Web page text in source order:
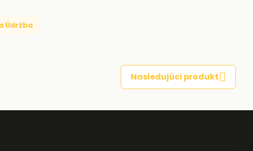
Údržba
Nasledujúci produkt